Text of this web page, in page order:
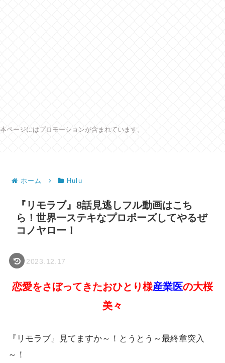
本ページにはプロモーションが含まれています。
ホーム Hulu
『リモラブ』8話見逃しフル動画はこち
ら！世界一ステキなプロポーズしてやるぜ
コノヤロー！
2023.12.17
恋愛をさぼってきたおひとり様産業医の大桜
美々
『リモラブ』見てますか～！とうとう～最終章突入
～！